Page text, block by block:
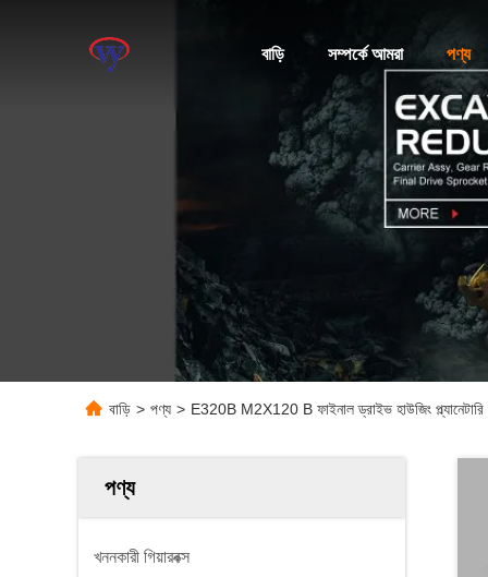
বাড়ি সম্পর্কে আমরা পণ্য
বাড়ি > পণ্য > E320B M2X120 B ফাইনাল ড্রাইভ হাউজিং প্ল্যানেটারি
পণ্য
খননকারী গিয়ারবক্স